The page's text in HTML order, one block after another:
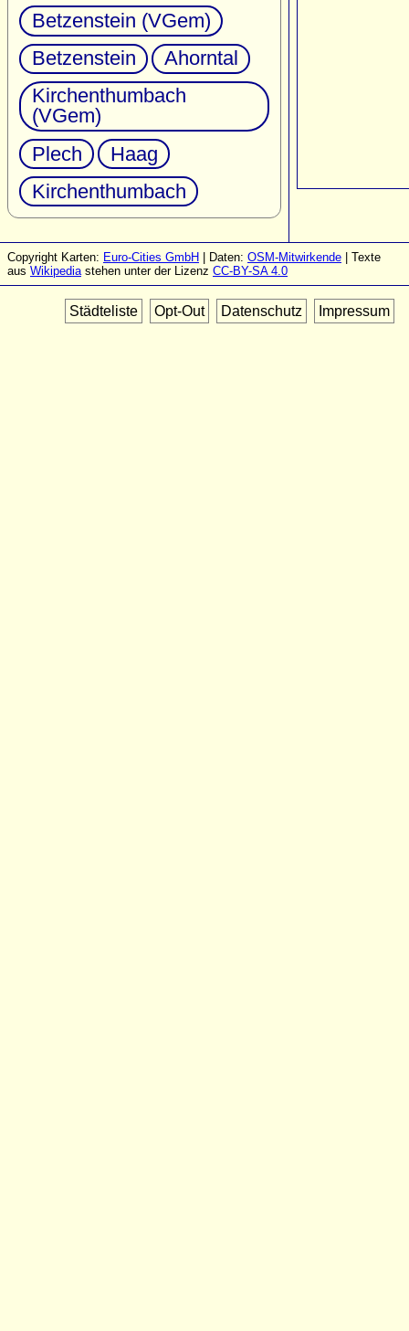
Betzenstein (VGem)
Betzenstein
Ahorntal
Kirchenthumbach
(VGem)
Plech
Haag
Kirchenthumbach
Copyright Karten: Euro-Cities GmbH | Daten: OSM-Mitwirkende | Texte
aus Wikipediastehen unter der Lizenz CC-BY-SA 4.0
Städteliste Opt-Out Datenschutz Impressum